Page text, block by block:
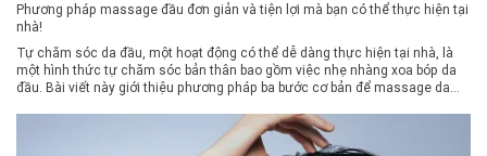
Phương pháp massage đầu đơn giản và tiện lợi mà bạn có thể thực hiện tại
nhà!
Tự chăm sóc da đầu, một hoạt động có thể dễ dàng thực hiện tại nhà, là
một hình thức tự chăm sóc bản thân bao gồm việc nhẹ nhàng xoa bóp da
đầu. Bài viết này giới thiệu phương pháp ba bước cơ bản để massage da